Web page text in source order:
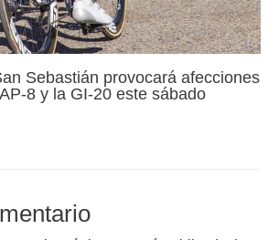
Sebastián provocará afecciones
8 y la GI-20 este sábado